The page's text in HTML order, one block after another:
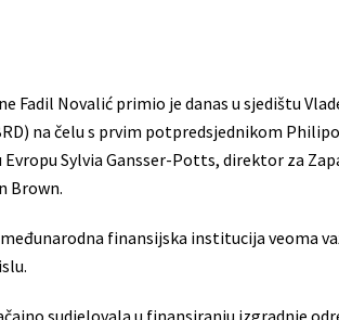
Fadil Novalić primio je danas u sjedištu
na čelu s prvim potpredsjednikom
Sylvia Gansser-Potts, direktor za
Brown.
finansijska institucija veoma